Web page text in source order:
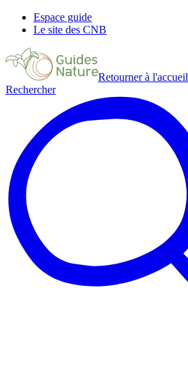
Espace guide
Le site des CNB
Retourner à l'accueil
Rechercher